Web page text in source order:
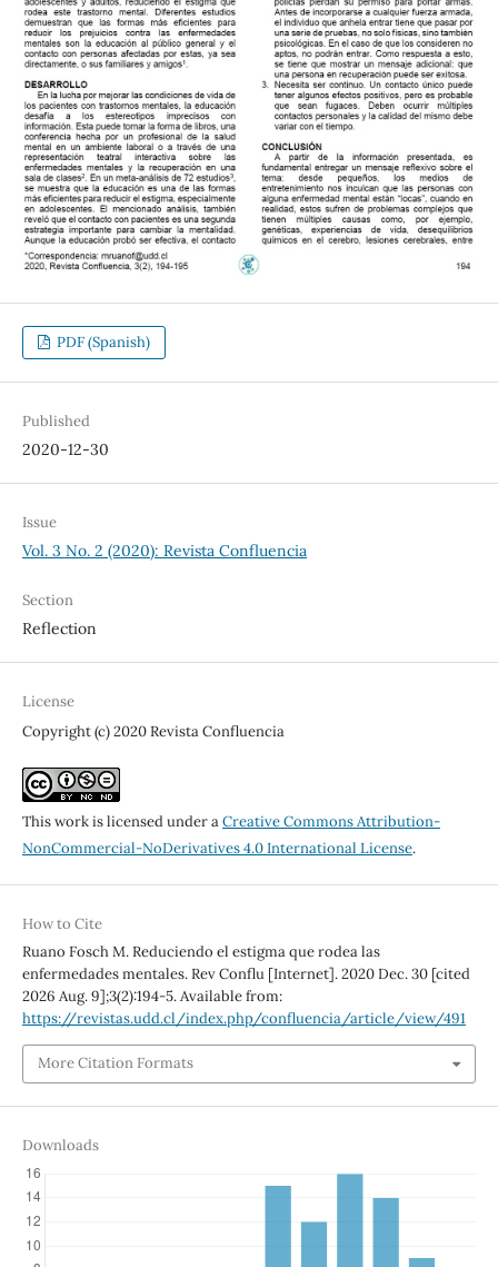
PDF (Spanish)
Published
2020-12-30
Issue
Vol. 3 No. 2 (2020): Revista Confluencia
Section
Reflection
License
Copyright (c) 2020 Revista Confluencia
This work is licensed under aCreative Commons Attribution-
NonCommercial-NoDerivatives 4.0 International License.
How to Cite
Ruano Fosch M. Reduciendo el estigma que rodea las
enfermedades mentales. Rev Conflu [Internet]. 2020 Dec. 30 [cited
2026 Aug. 9];3(2):194-5. Available from:
https://revistas.udd.cl/index.php/confluencia/article/view/491
More Citation Formats
Downloads